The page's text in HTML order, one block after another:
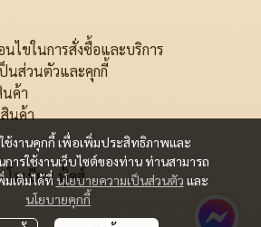
ช้งานคุกกี้ เพื่อเพิ่มประสิทธิภาพและ
ารใช้งานเว็บไซต์ของท่าน ท่านสามารถ
มเติมได้ที่ นโยบายความเป็นส่วนตัว และ
นโยบายคุกกี้
นไขในการสั่งซื้อและบริการ
นส่วนตัวและคุกกี้
ค้า
นค้า
โอเชี่ยน ฟู้ดส์